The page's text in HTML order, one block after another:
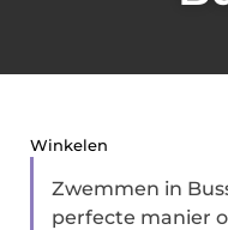
Winkelen
Zwemmen in
perfecte manier